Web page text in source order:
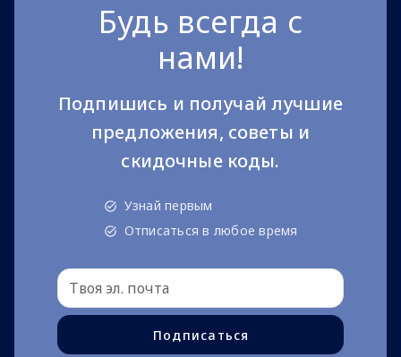
Будь всегда с
нами!
Подпишись и получай лучшие
предложения, советы и
скидочные коды.
Узнай первым
Отписаться в любое время
Подписаться